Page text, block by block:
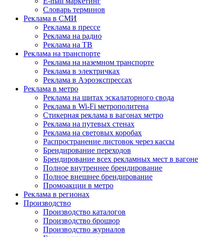
Словарь терминов
Реклама в СМИ
Реклама в прессе
Реклама на радио
Реклама на ТВ
Реклама на транспорте
Реклама на наземном транспорте
Реклама в электричках
Реклама в Аэроэкспрессах
Реклама в метро
Реклама на щитах эскалаторного свода
Реклама в Wi-Fi метрополитена
Стикерная реклама в вагонах метро
Реклама на путевых стенах
Реклама на световых коробах
Распространение листовок через кассы
Брендирование переходов
Брендирование всех рекламных мест в вагоне
Полное внутреннее брендирование
Полное внешнее брендирование
Промоакции в метро
Реклама в регионах
Производство
Производство каталогов
Производство брошюр
Производство журналов